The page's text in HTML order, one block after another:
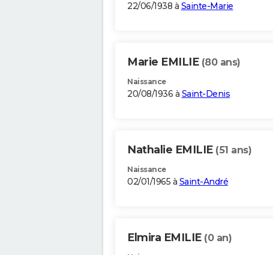
22/06/1938 à Sainte-Marie
Marie EMILIE (80 ans)
Naissance
20/08/1936 à Saint-Denis
Nathalie EMILIE (51 ans)
Naissance
02/01/1965 à Saint-André
Elmira EMILIE (0 an)